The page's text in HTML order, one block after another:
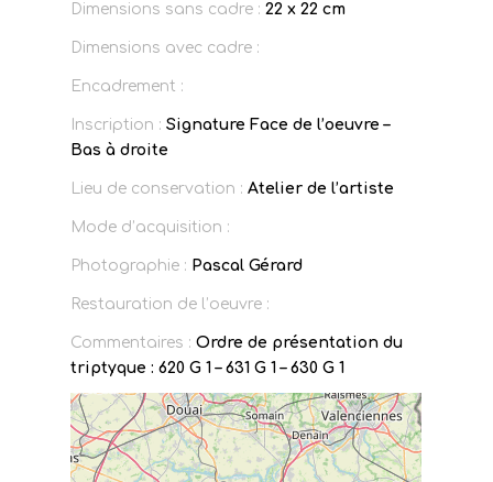
Dimensions sans cadre : 22 x 22 cm
Dimensions avec cadre :
Encadrement :
Inscription : Signature Face de l’oeuvre –
Bas à droite
Lieu de conservation : Atelier de l’artiste
Mode d’acquisition :
Photographie : Pascal Gérard
Restauration de l’oeuvre :
Commentaires : Ordre de présentation du
triptyque : 620 G 1 – 631 G 1 – 630 G 1